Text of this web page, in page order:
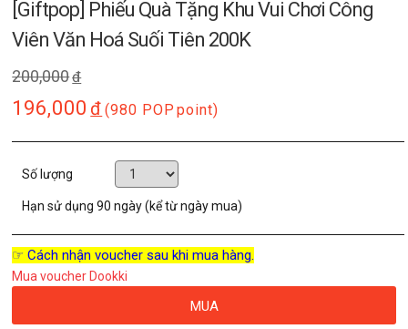
[Giftpop] Phiếu Quà Tặng Khu Vui Chơi Công
Viên Văn Hoá Suối Tiên 200K
200,000đ
196,000 đ (980 POP point)
Số lượng
Hạn sử dụng90 ngày (kể từ ngày mua)
☞ Cách nhận voucher sau khi mua hàng.
Mua voucher Dookki
MUA